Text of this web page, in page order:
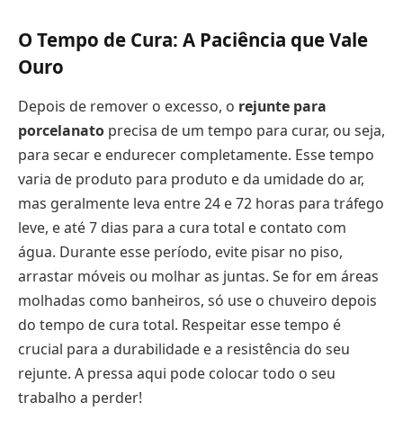
O Tempo de Cura: A Paciência que Vale
Ouro
Depois de remover o excesso, o rejunte para
porcelanato precisa de um tempo para curar, ou seja,
para secar e endurecer completamente. Esse tempo
varia de produto para produto e da umidade do ar,
mas geralmente leva entre 24 e 72 horas para tráfego
leve, e até 7 dias para a cura total e contato com
água. Durante esse período, evite pisar no piso,
arrastar móveis ou molhar as juntas. Se for em áreas
molhadas como banheiros, só use o chuveiro depois
do tempo de cura total. Respeitar esse tempo é
crucial para a durabilidade e a resistência do seu
rejunte. A pressa aqui pode colocar todo o seu
trabalho a perder!